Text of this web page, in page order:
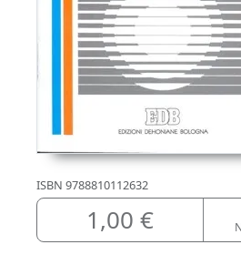
ISBN 9788810112632
1,00 €